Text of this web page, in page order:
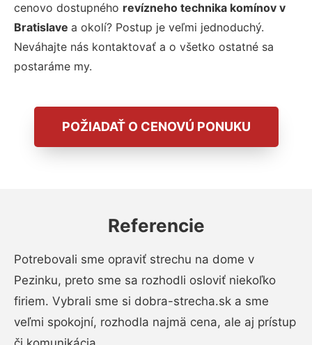
cenovo dostupného revízneho technika komínov v
Bratislave a okolí? Postup je veľmi jednoduchý.
Neváhajte nás kontaktovať a o všetko ostatné sa
postaráme my.
POŽIADAŤ O CENOVÚ PONUKU
Referencie
Potrebovali sme opraviť strechu na dome v
Pezinku, preto sme sa rozhodli osloviť niekoľko
firiem. Vybrali sme si dobra-strecha.sk a sme
veľmi spokojní, rozhodla najmä cena, ale aj prístup